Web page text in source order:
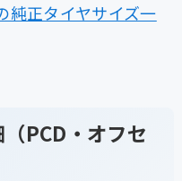
純正タイヤサイズ一
PCD・オフセ